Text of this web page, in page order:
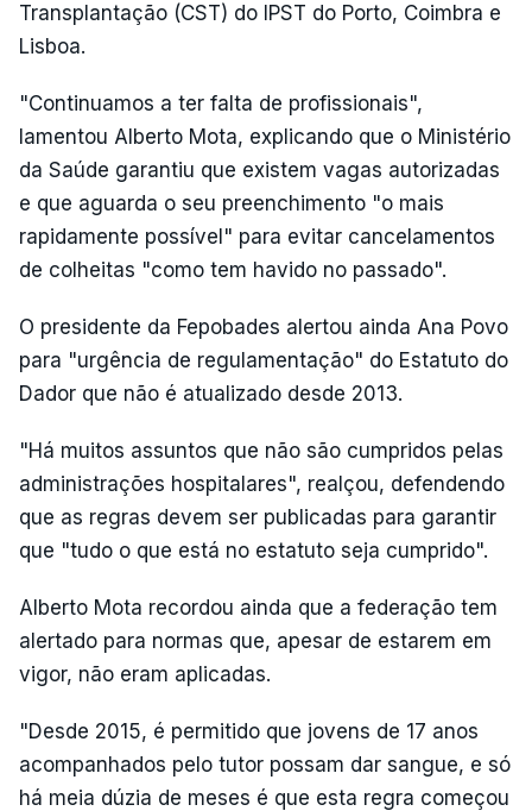
Transplantação (CST) do IPST do Porto, Coimbra e
Lisboa.
"Continuamos a ter falta de profissionais",
lamentou Alberto Mota, explicando que o Ministério
da Saúde garantiu que existem vagas autorizadas
e que aguarda o seu preenchimento "o mais
rapidamente possível" para evitar cancelamentos
de colheitas "como tem havido no passado".
O presidente da Fepobades alertou ainda Ana Povo
para "urgência de regulamentação" do Estatuto do
Dador que não é atualizado desde 2013.
"Há muitos assuntos que não são cumpridos pelas
administrações hospitalares", realçou, defendendo
que as regras devem ser publicadas para garantir
que "tudo o que está no estatuto seja cumprido".
Alberto Mota recordou ainda que a federação tem
alertado para normas que, apesar de estarem em
vigor, não eram aplicadas.
"Desde 2015, é permitido que jovens de 17 anos
acompanhados pelo tutor possam dar sangue, e só
há meia dúzia de meses é que esta regra começou